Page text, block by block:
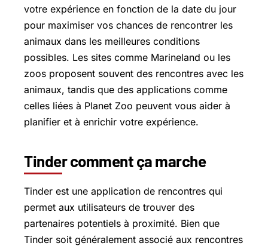
votre expérience en fonction de la date du jour
pour maximiser vos chances de rencontrer les
animaux dans les meilleures conditions
possibles. Les sites comme Marineland ou les
zoos proposent souvent des rencontres avec les
animaux, tandis que des applications comme
celles liées à Planet Zoo peuvent vous aider à
planifier et à enrichir votre expérience.
Tinder comment ça marche
Tinder est une application de rencontres qui
permet aux utilisateurs de trouver des
partenaires potentiels à proximité. Bien que
Tinder soit généralement associé aux rencontres